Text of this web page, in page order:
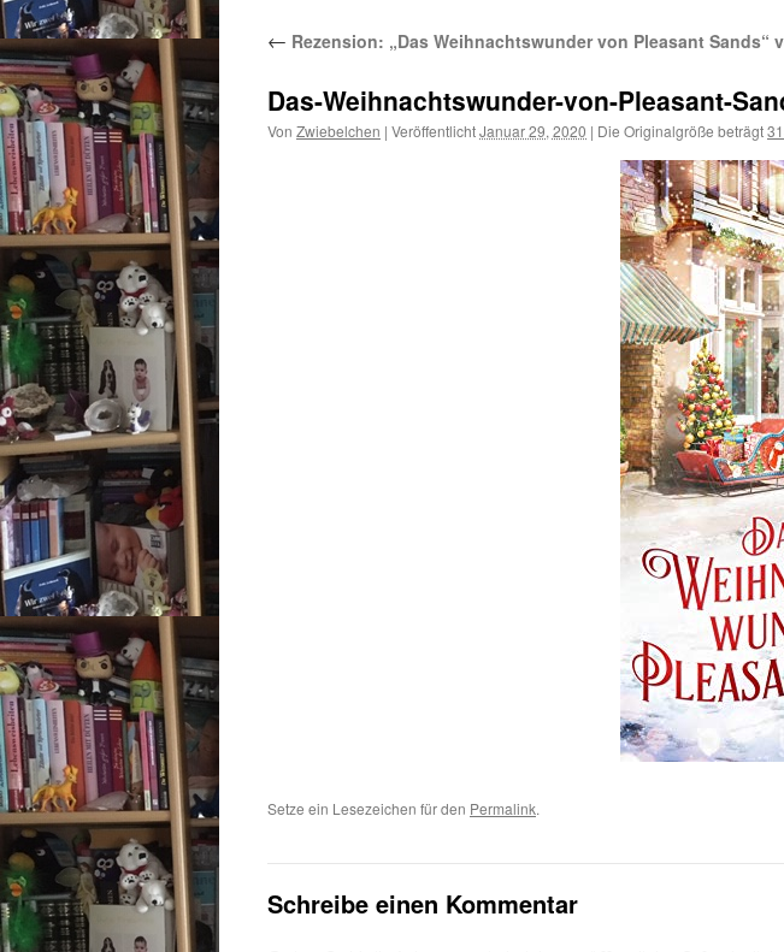
← Rezension: „Das Weihnachtswunder von Pleasant Sands“
Das-Weihnachtswunder-von-Pleasant-
Von Zwiebelchen | VeröffentlichtJanuar 29, 2020 | Die Originalgröße beträgt
Setze ein Lesezeichen für den Permalink.
Schreibe einen Kommentar